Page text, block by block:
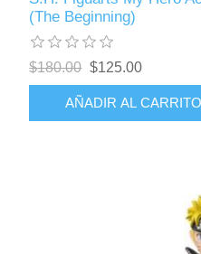
(The Beginning)
$180.00 $125.00
AÑADIR AL CARRITO